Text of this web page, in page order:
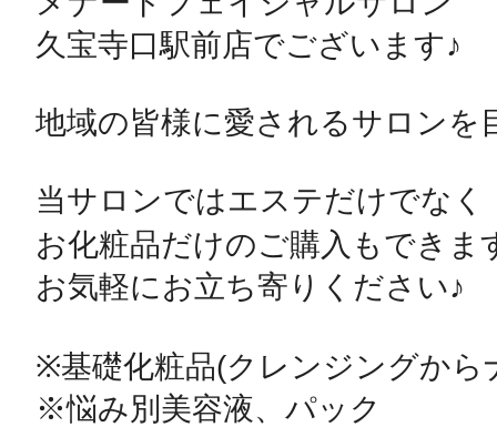
久宝寺口駅前店でございます♪
地域の皆様に愛されるサロン
当サロンではエステだけでなく
お化粧品だけのご購入もできま
お気軽にお立ち寄りください♪
※基礎化粧品(クレンジングから
※悩み別美容液、パック